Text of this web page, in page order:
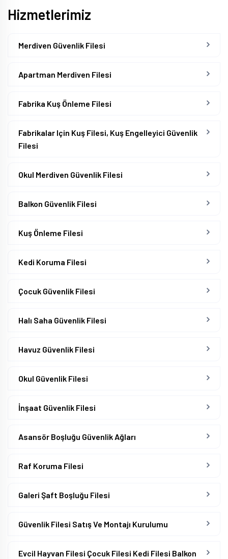
Hizmetlerimiz
Merdiven Güvenlik Filesi
Apartman Merdiven Filesi
Fabrika Kuş Önleme Filesi
Fabrikalar Için Kuş Filesi, Kuş Engelleyici Güvenlik
Filesi
Okul Merdiven Güvenlik Filesi
Balkon Güvenlik Filesi
Kuş Önleme Filesi
Kedi Koruma Filesi
Çocuk Güvenlik Filesi
Halı Saha Güvenlik Filesi
Havuz Güvenlik Filesi
Okul Güvenlik Filesi
İnşaat Güvenlik Filesi
Asansör Boşluğu Güvenlik Ağları
Raf Koruma Filesi
Galeri Şaft Boşluğu Filesi
Güvenlik Filesi Satış Ve Montajı Kurulumu
Evcil Hayvan Filesi Çocuk Filesi Kedi Filesi Balkon